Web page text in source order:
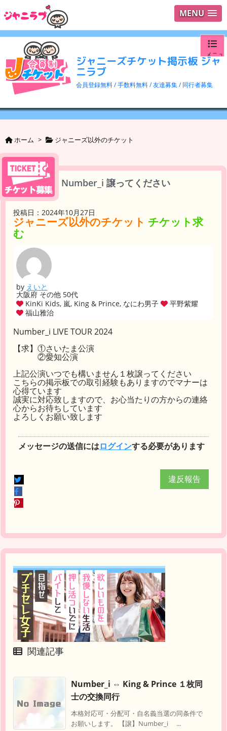
MENU
ジャニーズチケット掲示板 ジャ
ニラブ
会員登録無料 / 手数料無料 / 友達募集 / 同行者募集
メニュ
ログイ
ユーザ
ホーム > ジャニーズ以外のチケット
Number_i 譲ってください
投稿日：2024年10月27日
ジャニーズ以外のチケット チケット求
む
by えいと
大阪府 その他 50代
KinKi Kids, 嵐, King & Prince, なにわ男子
平野紫耀
福山雅治
Number_i LIVE TOUR 2024
【求】①さいたま公演
②愛知公演
上記公演いつでも構いません１枚譲ってください
こちらの掲示板での取引経験もありますのでマナーは
心得ています
誠実に対応致しますので、お心当たりの方からの連絡
心からお待ちしています
よろしくお願い致します
メッセージの送信にはログインする必要があります
違反報告
関連記事
Number_i ⇔ King & Prince １枚同
士の交換同行
本格対応可・分配可・自名義当選の同条件で
お願いします。 【譲】Number_i ...